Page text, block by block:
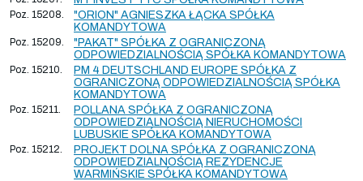
Poz. 15208.
"ORION" AGNIESZKA ŁĄCKA SPÓŁKA
KOMANDYTOWA
Poz. 15209.
"PAKAT" SPÓŁKA Z OGRANICZONĄ
ODPOWIEDZIALNOŚCIĄ SPÓŁKA KOMANDYTOWA
Poz. 15210.
PM 4 DEUTSCHLAND EUROPE SPÓŁKA Z
OGRANICZONĄ ODPOWIEDZIALNOŚCIĄ SPÓŁKA
KOMANDYTOWA
Poz. 15211.
POLLANA SPÓŁKA Z OGRANICZONĄ
ODPOWIEDZIALNOŚCIĄ NIERUCHOMOŚCI
LUBUSKIE SPÓŁKA KOMANDYTOWA
Poz. 15212.
PROJEKT DOLNA SPÓŁKA Z OGRANICZONĄ
ODPOWIEDZIALNOŚCIĄ REZYDENCJE
WARMIŃSKIE SPÓŁKA KOMANDYTOWA